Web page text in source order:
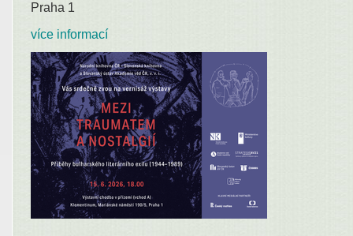
Praha 1
více informací